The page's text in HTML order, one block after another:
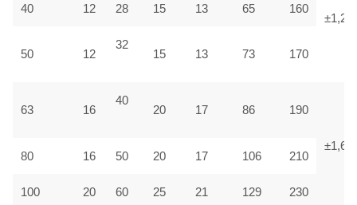
±1,25
40 12 28 15 13 65 160
50 12
32
15 13 73 170
63 16
40
20 17 86 190
±1,6
80 16 50 20 17 106 210
100 20 60 25 21 129 230